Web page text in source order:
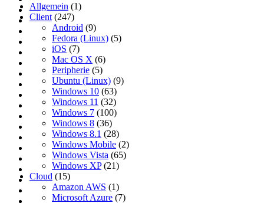
Allgemein (1)
Client (247)
Android (9)
Fedora (Linux) (5)
iOS (7)
Mac OS X (6)
Peripherie (5)
Ubuntu (Linux) (9)
Windows 10 (63)
Windows 11 (32)
Windows 7 (100)
Windows 8 (36)
Windows 8.1 (28)
Windows Mobile (2)
Windows Vista (65)
Windows XP(21)
Cloud (15)
Amazon AWS (1)
Microsoft Azure (7)